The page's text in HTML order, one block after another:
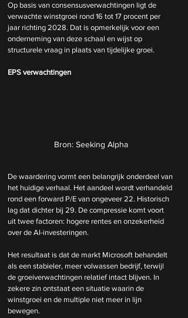
Op basis van consensusverwachtingen ligt de
verwachte winstgroei rond 16 tot 17 procent per
jaar richting 2028. Dat is opmerkelijk voor een
onderneming van deze schaal en wijst op
structurele vraag in plaats van tijdelijke groei.
EPS verwachtingen
Bron: Seeking Alpha
De waardering vormt een belangrijk onderdeel van
het huidige verhaal. Het aandeel wordt verhandeld
rond een forward P/E van ongeveer 22. Historisch
lag dat dichter bij 29. De compressie komt voort
uit twee factoren: hogere rentes en onzekerheid
over de AI-investeringen.
Het resultaat is dat de markt Microsoft behandelt
als een stabieler, meer volwassen bedrijf, terwijl
de groeiverwachtingen relatief intact blijven. In
zekere zin ontstaat een situatie waarin de
winstgroei en de multiple niet meer in lijn
bewegen.